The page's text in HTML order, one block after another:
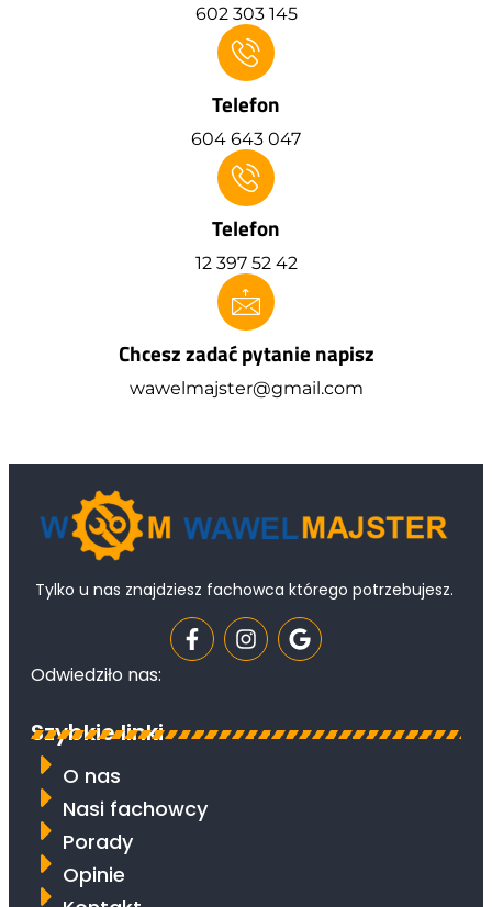
602 303 145
Telefon
604 643 047
Telefon
12 397 52 42
Chcesz zadać pytanie napisz
wawelmajster@gmail.com
Tylko u nas znajdziesz fachowca którego potrzebujesz.
Odwiedziło nas:
Szybkie linki
O nas
Nasi fachowcy
Porady
Opinie